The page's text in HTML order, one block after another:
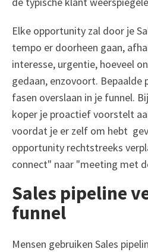
Elke opportunity zal door je
tempo er doorheen gaan,
interesse, urgentie, hoeveel
gedaan, enzovoort. Bepaalde
fasen overslaan in je funnel.
koper je proactief voorstelt
voordat je er zelf om hebt
opportunity rechtstreeks
connect" naar "meeting met
Sales pipeline
funnel
Mensen gebruiken Sales